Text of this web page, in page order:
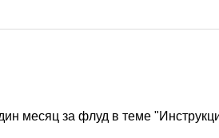
месяц за флуд в теме